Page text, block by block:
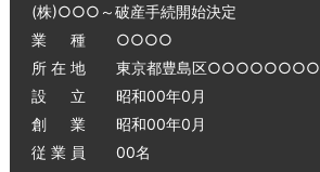
(株)○○○～破産手続開始決定
業 種 ○○○○
所 在 地 東京都豊島区○○○○○○○○
設 立 昭和00年0月
創 業 昭和00年0月
従 業 員 00名